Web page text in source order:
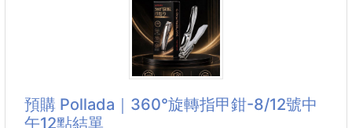
跟她借這支用一個晚上💨
才吹不到幾分鐘，我整個人直接愣住🤨
風量集中又舒服，頭髮乾得比平常快很多💫
#今年兒童眼鏡我最想推薦的就是它 #一戴就知道差在
不是只有防藍光厲害，真正厲害的是戴起來真的舒服
預購 Pollada｜360°旋轉指甲鉗-8/12號中
午12點結單